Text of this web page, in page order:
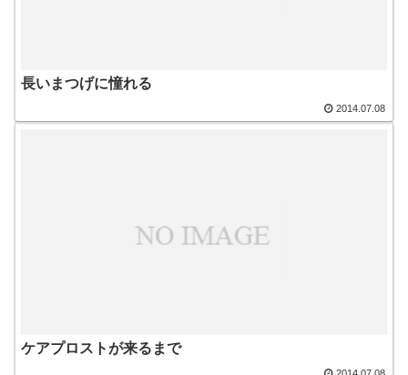
長いまつげに憧れる
2014.07.08
ケアプロストが来るまで
2014.07.08